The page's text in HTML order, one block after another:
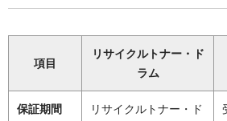
項目
リサイクルトナー・ド
ラム
保証期間
リサイクルトナー・ド